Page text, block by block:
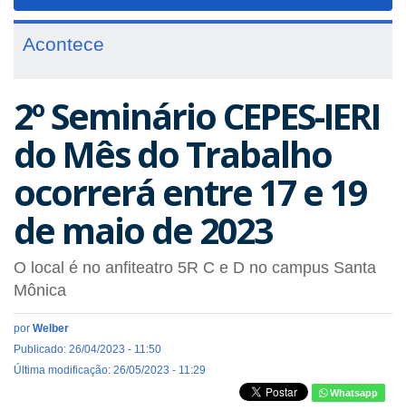
Acontece
2º Seminário CEPES-IERI
do Mês do Trabalho
ocorrerá entre 17 e 19
de maio de 2023
O local é no anfiteatro 5R C e D no campus Santa
Mônica
por Welber
Publicado: 26/04/2023 - 11:50
Última modificação: 26/05/2023 - 11:29
Whatsapp